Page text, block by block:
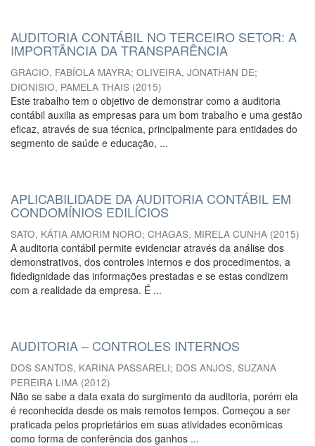
AUDITORIA CONTÁBIL NO TERCEIRO SETOR: A
IMPORTÂNCIA DA TRANSPARÊNCIA
GRACIO, FABÍOLA MAYRA; OLIVEIRA, JONATHAN DE;
DIONISIO, PAMELA THAIS (2015)
Este trabalho tem o objetivo de demonstrar como a auditoria
contábil auxilia as empresas para um bom trabalho e uma gestão
eficaz, através de sua técnica, principalmente para entidades do
segmento de saúde e educação, ...
APLICABILIDADE DA AUDITORIA CONTÁBIL EM
CONDOMÍNIOS EDILÍCIOS
SATO, KÁTIA AMORIM NORO; CHAGAS, MIRELA CUNHA (2015)
A auditoria contábil permite evidenciar através da análise dos
demonstrativos, dos controles internos e dos procedimentos, a
fidedignidade das informações prestadas e se estas condizem
com a realidade da empresa. É ...
AUDITORIA – CONTROLES INTERNOS
DOS SANTOS, KARINA PASSARELI; DOS ANJOS, SUZANA
PEREIRA LIMA (2012)
Não se sabe a data exata do surgimento da auditoria, porém ela
é reconhecida desde os mais remotos tempos. Começou a ser
praticada pelos proprietários em suas atividades econômicas
como forma de conferência dos ganhos ...